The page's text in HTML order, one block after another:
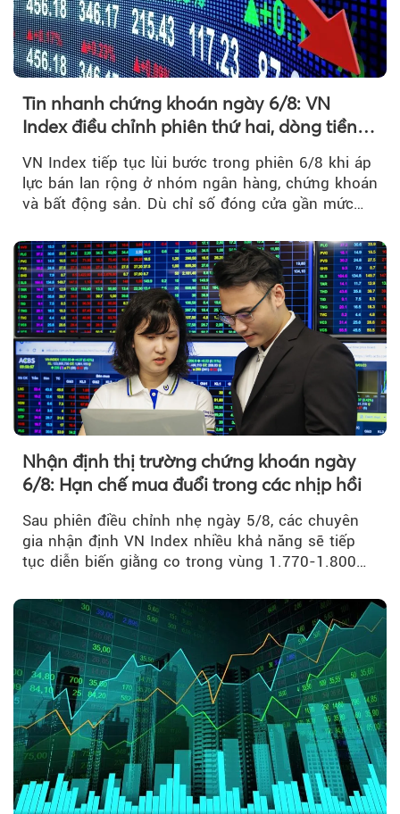
Tin nhanh chứng khoán ngày 6/8: VN
Index điều chỉnh phiên thứ hai, dòng tiền
VN Index tiếp tục lùi bước trong phiên 6/8 khi áp
lực bán lan rộng ở nhóm ngân hàng, chứng khoán
và bất động sản. Dù chỉ số đóng cửa gần mức
Nhận định thị trường chứng khoán ngày
6/8: Hạn chế mua đuổi trong các nhịp hồi
Sau phiên điều chỉnh nhẹ ngày 5/8, các chuyên
gia nhận định VN Index nhiều khả năng sẽ tiếp
tục diễn biến giằng co trong vùng 1.770-1.800